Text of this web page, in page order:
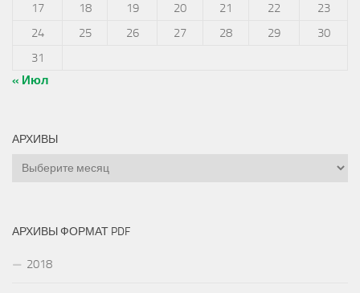
17
18 19 20 21 22
23
24
25 26 27 28 29
30
31
« Июл
АРХИВЫ
Архивы
АРХИВЫ ФОРМАТ PDF
2018